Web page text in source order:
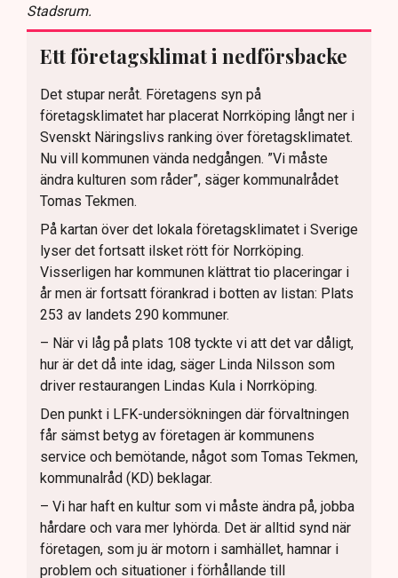
Stadsrum.
Ett företagsklimat i nedförsbacke
Det stupar neråt. Företagens syn på
företagsklimatet har placerat Norrköping långt ner i
Svenskt Näringslivs ranking över företagsklimatet.
Nu vill kommunen vända nedgången. ”Vi måste
ändra kulturen som råder”, säger kommunalrådet
Tomas Tekmen.
På kartan över det lokala företagsklimatet i Sverige
lyser det fortsatt ilsket rött för Norrköping.
Visserligen har kommunen klättrat tio placeringar i
år men är fortsatt förankrad i botten av listan: Plats
253 av landets 290 kommuner.
– När vi låg på plats 108 tyckte vi att det var dåligt,
hur är det då inte idag, säger Linda Nilsson som
driver restaurangen Lindas Kula i Norrköping.
Den punkt i LFK-undersökningen där förvaltningen
får sämst betyg av företagen är kommunens
service och bemötande, något som Tomas Tekmen,
kommunalråd (KD) beklagar.
– Vi har haft en kultur som vi måste ändra på, jobba
hårdare och vara mer lyhörda. Det är alltid synd när
företagen, som ju är motorn i samhället, hamnar i
problem och situationer i förhållande till